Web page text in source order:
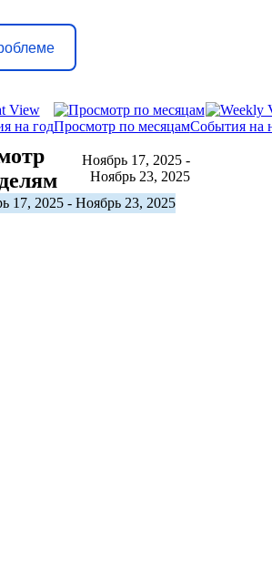
на годПросмотр по месяцамСобытия на
Ноябрь 17, 2025 -
Ноябрь 23, 2025
17, 2025 - Ноябрь 23, 2025